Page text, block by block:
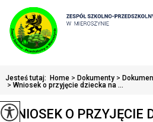
Jesteś tutaj: Home > Dokumenty >
> Wniosek o przyjęcie dziecka na ...
WNIOSEK O PRZYJĘCIE